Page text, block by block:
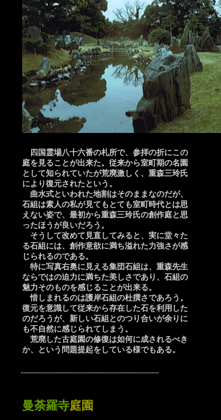
四国霊場八十六番の札所で、参拝の折にこの
庭を見ることが出来た。従来から室町期の名園
として知られていたが荒廃激しく、重森三玲氏
により復元されたという。
曲水式といわれた地割はそのままなのだが、
石組は素人の私が見てもとても室町時代とは思
えない姿で、最初から重森三玲氏の創作庭と思
ったほうが良いだろう。
そうして改めて見直してみると、実に堂々た
る石組には、創作意欲に満ち溢れた力強さが感
じられるのである。
特に写真右奥に見える集団石組は、重森先生
ならではの迫力に満ちた美しさであり、石組の
魅力そのものを感じることが出来る。
惜しまれるのは護岸石組の杜撰さであろう。
復元を意識して従来から存在した石を利用した
のだろうが、新しい石組とのつり合いが余りに
も不自然に感じられてしまう。
荒廃した古庭園の修復は如何に成されるべき
か、という問題提起をしている様でもある。
--------------------------------------------------------
曼荼羅寺庭園